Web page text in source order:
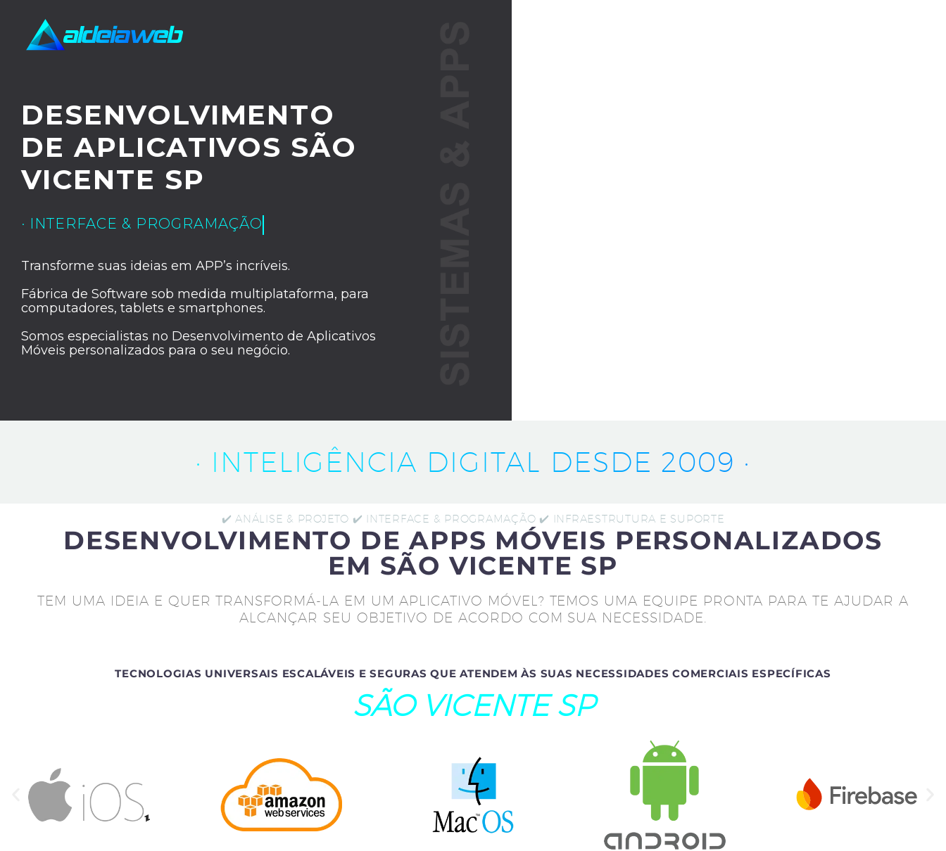
DESENVOLVIMENTO
DE APLICATIVOS SÃO
VICENTE SP
· INTERFACE & PROGRAMAÇÃO
Transforme suas ideias em APP’s incríveis.
Fábrica de Software sob medida multiplataforma, para
computadores, tablets e smartphones.
Somos especialistas no Desenvolvimento de Aplicativos
Móveis personalizados para o seu negócio.
· INTELIGÊNCIA DIGITAL DESDE 2009 ·
✔️ ANÁLISE & PROJETO ✔️ INTERFACE & PROGRAMAÇÃO ✔️ INFRAESTRUTURA E SUPORTE
DESENVOLVIMENTO DE APPS MÓVEIS PERSONALIZADOS
EM SÃO VICENTE SP
TEM UMA IDEIA E QUER TRANSFORMÁ-LA EM UM APLICATIVO MÓVEL? TEMOS UMA EQUIPE PRONTA PARA TE AJUDAR A
ALCANÇAR SEU OBJETIVO DE ACORDO COM SUA NECESSIDADE.
TECNOLOGIAS UNIVERSAIS ESCALÁVEIS E SEGURAS QUE ATENDEM ÀS SUAS NECESSIDADES COMERCIAIS ESPECÍFICAS
SÃO VICENTE SP